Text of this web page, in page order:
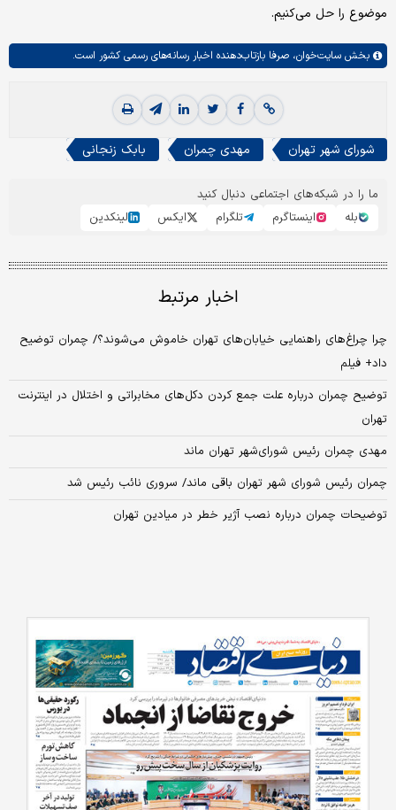
موضوع را حل می‌کنیم.
بخش سایت‌خوان، صرفا بازتاب‌دهنده اخبار رسانه‌های رسمی کشور است.
شورای شهر تهران مهدی چمران بابک زنجانی
ما را در شبکه‌های اجتماعی دنبال کنید
بله
اینستاگرم تلگرام ایکس لینکدین
اخبار مرتبط
چرا چراغ‌های راهنمایی خیابان‌های تهران خاموش می‌شوند؟/ چمران توضیح
داد+ فیلم
توضیح چمران درباره علت جمع کردن دکل‌های مخابراتی و اختلال در اینترنت
تهران
مهدی چمران رئیس شورای‌شهر تهران ماند
چمران رئیس شورای شهر تهران باقی ماند/ سروری نائب رئیس شد
توضیحات چمران درباره نصب آژیر خطر در میادین تهران